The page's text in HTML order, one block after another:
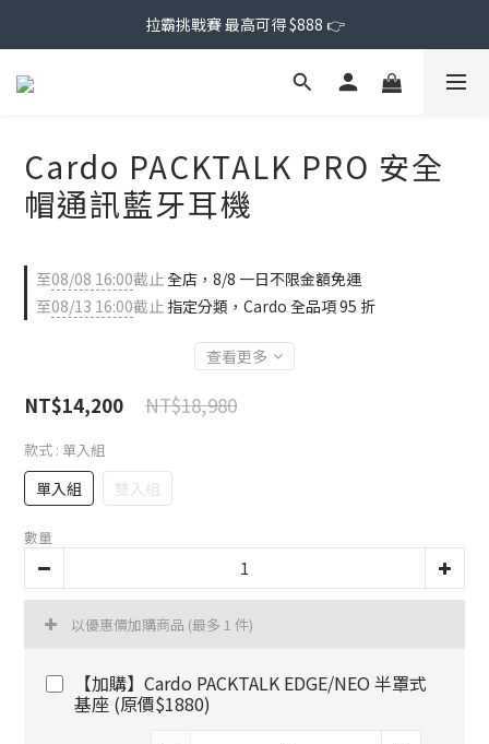
拉霸挑戰賽 最高可得 $888 👉
Cardo PACKTALK PRO 安全
帽通訊藍牙耳機
至08/08 16:00截止全店，8/8 一日不限金額免運
至08/13 16:00截止 指定分類，Cardo 全品項 95 折
查看更多
NT$18,980
NT$14,200
款式 : 單入組
單入組 雙入組
數量
以優惠價加購商品 (最多 1 件)
【加購】Cardo PACKTALK EDGE/NEO 半罩式
基座 (原價$1880)